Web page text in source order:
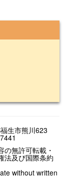
生市熊川623
無許可転載・
法及び国際条約
without written